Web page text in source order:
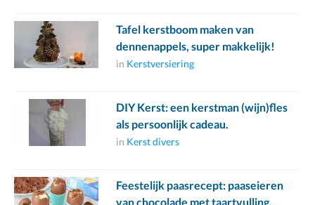
Tafel kerstboom maken van
dennenappels, super makkelijk!
in Kerstversiering
DIY Kerst: een kerstman (wijn)fles
als persoonlijk cadeau.
in Kerst divers
Feestelijk paasrecept: paaseieren
van chocolade met taartvulling.